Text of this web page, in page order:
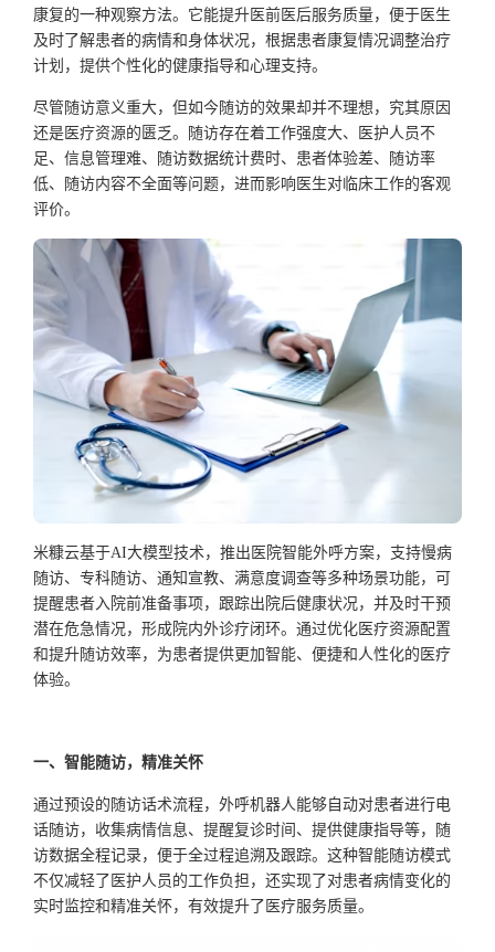
康复的一种观察方法。它能提升医前医后服务质量，便于 医生
及时了解患者的病情和身体状况，根据患者康复情况调整治疗
计划，提供个性化的健康指导和心理支持。
尽管随访意义重大，但如今随访的效果却并不理想，究其原因
还是医疗资源的匮乏。随访存在着工作强度大、医护人员不
足、信息管理难、随访数据统计费时、患者体验差、随访率
低、随访内容不全面等问题，进而影响医生对临床工作的客观
评价。
米糠云基于AI大模型技术，推出医院智能外呼方案，支持慢病
随访、专科随访、通知宣教、满意度调查等多种场景功能，可
提醒患者入院前准备事项，跟踪出院后健康状况，并及时干预
潜在危急情况，形成院内外诊疗闭环。通过优化医疗资源配置
和提升随访效率，为患者提供更加智能、便捷和人性化的医疗
体验。
一、智能随访，精准关怀
通过预设的随访话术流程，外呼机器人能够自动对患者进行电
话随访，收集病情信息、提醒复诊时间、提供健康指导等，随
访数据全程记录，便于全过程追溯及跟踪。这种智能随访模式
不仅减轻了医护人员的工作负担，还实现了对患者病情变化的
实时监控和精准关怀，有效提升了医疗服务质量。